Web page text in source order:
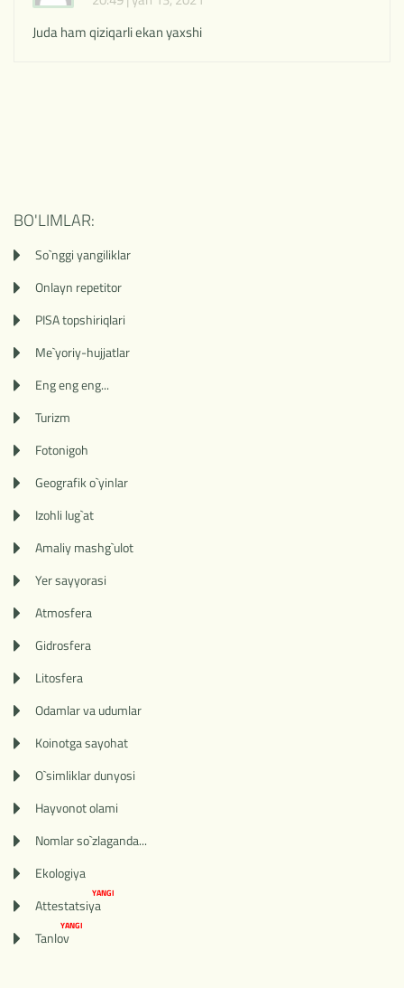
Juda ham qiziqarli ekan yaxshi
BO'LIMLAR:
So`nggi yangiliklar
Onlayn repetitor
PISA topshiriqlari
Me`yoriy-hujjatlar
Eng eng eng...
Turizm
Fotonigoh
Geografik o`yinlar
Izohli lug`at
Amaliy mashg`ulot
Yer sayyorasi
Atmosfera
Gidrosfera
Litosfera
Odamlar va udumlar
Koinotga sayohat
O`simliklar dunyosi
Hayvonot olami
Nomlar so`zlaganda...
Ekologiya
Attestatsiya
YANGI
Tanlov
YANGI